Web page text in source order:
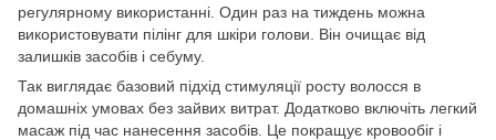
регулярному використанні. Один раз на тиждень можна
використовувати пілінг для шкіри голови. Він очищає від
залишків засобів і себуму.
Так виглядає базовий підхід стимуляції росту волосся в
домашніх умовах без зайвих витрат. Додатково включіть легкий
масаж під час нанесення засобів. Це покращує кровообіг і